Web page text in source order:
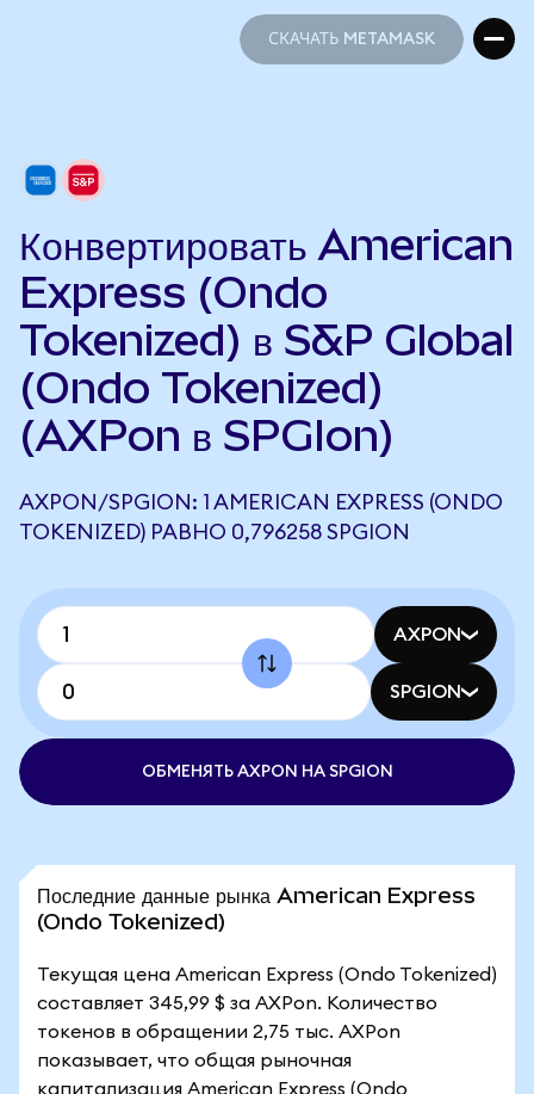
СКАЧАТЬ METAMASK
Конвертировать American
Express (Ondo
Tokenized) в S&P Global
(Ondo Tokenized)
(AXPon в SPGIon)
AXPON/SPGION: 1 AMERICAN EXPRESS (ONDO
TOKENIZED) РАВНО 0,796258 SPGION
AXPON
SPGION
ОБМЕНЯТЬ AXPON НА SPGION
Последние данные рынка American Express
(Ondo Tokenized)
Текущая цена American Express (Ondo Tokenized)
составляет 345,99 $ за AXPon. Количество
токенов в обращении 2,75 тыс. AXPon
показывает, что общая рыночная
капитализация American Express (Ondo